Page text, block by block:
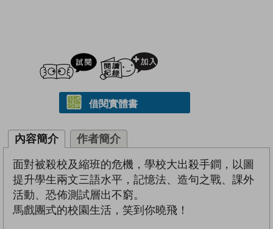
試閲
借閱實體書
內容簡介 作者簡介
面對被殺校及縮班的危機，學校大出殺手鐧，以圖
提升學生兩文三語水平，記憶法、造句之戰、課外
活動、恐佈測試層出不窮。
馬戲團式的校園生活，笑到你曉飛！